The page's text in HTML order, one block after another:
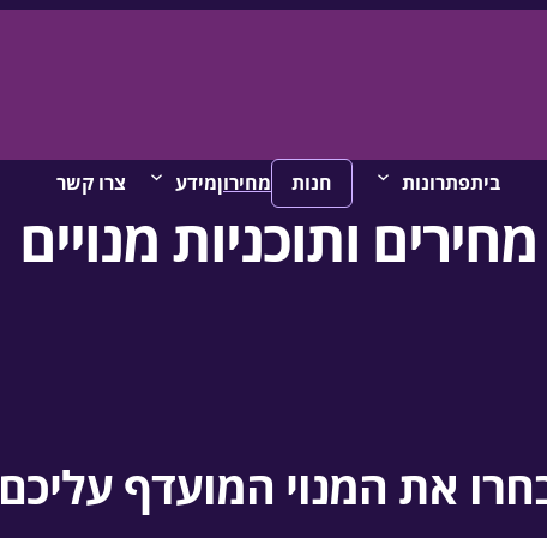
ביתפתרונות חנות מחירוןמידע צרו קשר
מחירים ותוכניות מנויים
את המנוי המועדף עליכם